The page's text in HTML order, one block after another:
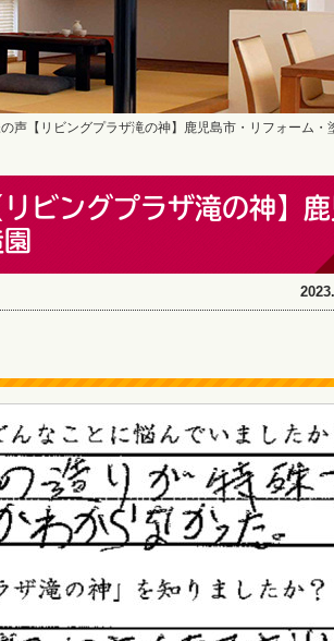
【リビングプラザ滝の神】鹿児島市・リフォーム・
ングプラザ滝の神】鹿
造園